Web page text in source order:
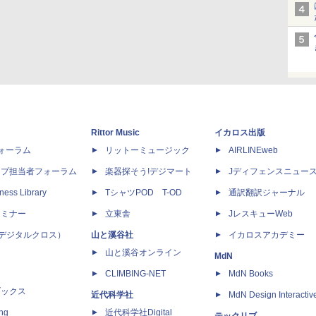
ーラム
担当者フォーラム
Library
ナー
ジタルクロス）
クス
Rittor Music
リットーミュージック
楽器探そう!デジマート
TシャツPOD T-OD
立東舎
山と溪谷社
山と溪谷オンライン
CLIMBING-NET
近代科学社
近代科学社Digital
イカロス出版
AIRLINEweb
Jディフェンスニュー
通訳翻訳ジャーナル
JレスキューWeb
イカロスアカデミー
MdN
MdN Books
MdN Design